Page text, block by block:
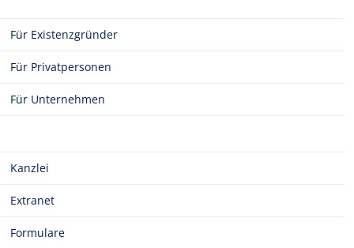
Für Existenzgründer
Für Privatpersonen
Für Unternehmen
Kanzlei
Extranet
Formulare